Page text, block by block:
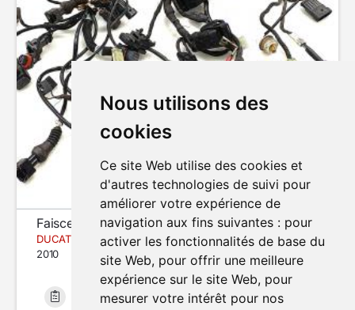
Nous utilisons des
cookies
Ce site Web utilise des cookies et
d'autres technologies de suivi pour
améliorer votre expérience de
navigation aux fins suivantes : pour
activer les fonctionnalités de base du
site Web, pour offrir une meilleure
expérience sur le site Web, pour
mesurer votre intérêt pour nos
Faisceau électrique (principal)
DUCATI SUPERBIKE 1198
2010
Bon état 27 027 km